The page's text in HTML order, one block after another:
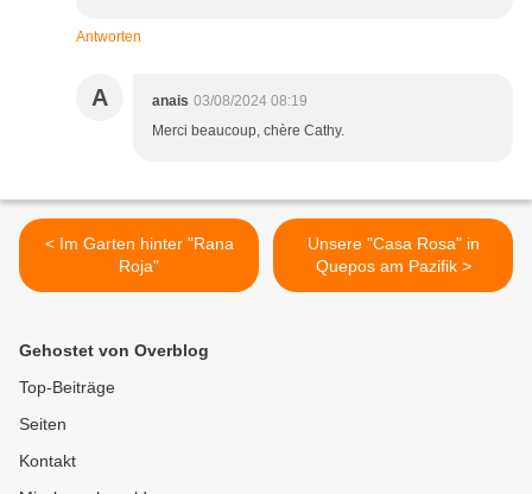
Antworten
A anais 03/08/2024 08:19
Merci beaucoup, chère Cathy.
< Im Garten hinter "Rana
Roja"
Unsere "Casa Rosa" in
Quepos am Pazifik >
Gehostet von Overblog
Top-Beiträge
Seiten
Kontakt